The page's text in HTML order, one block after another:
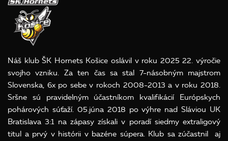
Náš klub ŠK Hornets Košice oslávil v roku 2025 22. výročie
svojho vzniku. Za ten čas sa stal 7-násobným majstrom
Slovenska, 6x po sebe v rokoch 2008-2013 a v roku 2018.
Sršne sú pravidelným účastníkom kvalifikácií Európskych
pohárových súťaží. 05.júna 2018 po výhre nad Sláviou UK
Bratislava 3:1 na zápasy získali v poradí siedmy extraligový
titul a prvý v histórii v bazéne súpera. Klub sa zúčastnil aj